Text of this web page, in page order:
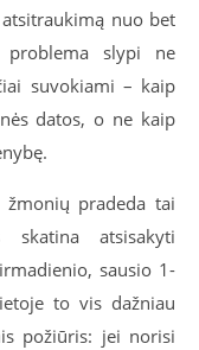
nuo bet
problema slypi ne
suvokiami – kaip
datos, o ne kaip
žmonių pradeda tai
skatina atsisakyti
sausio 1-
to vis dažniau
požiūris: jei norisi